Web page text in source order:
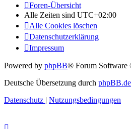
Foren-Übersicht
Alle Zeiten sind UTC+02:00
Alle Cookies löschen
Datenschutzerklärung
Impressum
Powered by phpBB® Forum
Deutsche Übersetzung durch phpBB.de
Datenschutz | Nutzungsbedingungen